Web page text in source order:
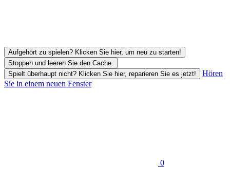
Aufgehört zu spielen? Klicken Sie hier, um neu zu starten!
Stoppen und leeren Sie den Cache.
Spielt überhaupt nicht? Klicken Sie hier, reparieren Sie es jetzt!
Hören
Sie in einem neuen Fenster
0